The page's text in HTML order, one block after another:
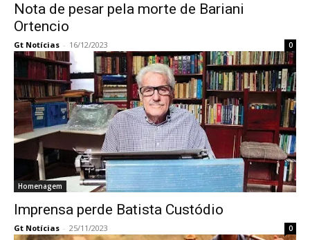
Nota de pesar pela morte de Bariani
Ortencio
Gt Notícias - 16/12/2023 0
Homenagem
Imprensa perde Batista Custódio
Gt Notícias - 25/11/2023 0